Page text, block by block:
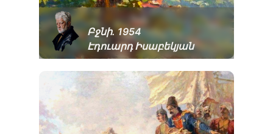
Բջնի. 1954
Էդուարդ Իսաբեկյան